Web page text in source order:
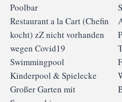
Poolbar
Restaurant a la Cart (Chefin
kocht) zZ nicht vorhanden
wegen Covid19
Swimmingpool
Kinderpool & Spielecke
Großer Garten mit